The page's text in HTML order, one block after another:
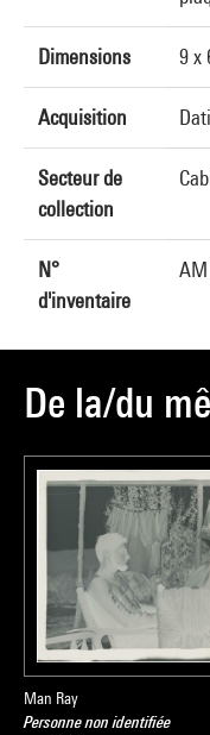
Dimensions 9 x
Acquisition
Secteur de
collection
N°
d'inventaire
AM
De la/du
Man Ray
Personne non identifiée